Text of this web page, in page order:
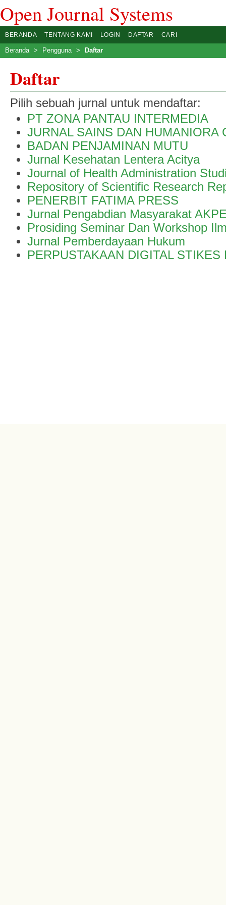
Open Journal Systems
BERANDA TENTANG KAMI LOGIN DAFTAR CARI
Beranda > Pengguna > Daftar
Daftar
Pilih sebuah jurnal untuk mendaftar:
PT ZONA PANTAU INTERMEDIA
JURNAL SAINS DAN HUMANIORA
BADAN PENJAMINAN MUTU
Jurnal Kesehatan Lentera Acitya
Journal of Health Administration
Repository of Scientific Research
PENERBIT FATIMA PRESS
Jurnal Pengabdian Masyarakat
Prosiding Seminar Dan Workshop
Jurnal Pemberdayaan Hukum
PERPUSTAKAAN DIGITAL STIKES